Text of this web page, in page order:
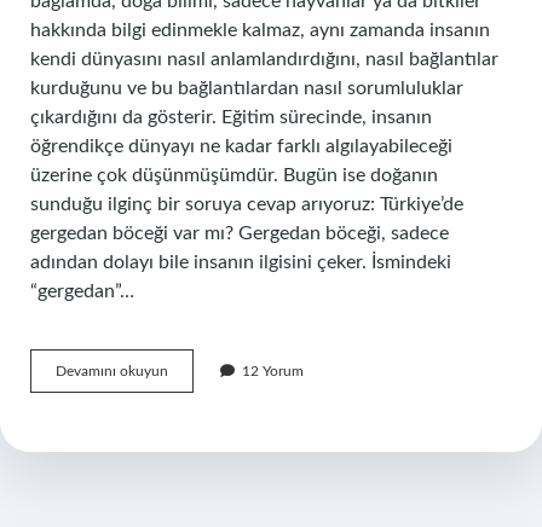
hakkında bilgi edinmekle kalmaz, aynı zamanda insanın
kendi dünyasını nasıl anlamlandırdığını, nasıl bağlantılar
kurduğunu ve bu bağlantılardan nasıl sorumluluklar
çıkardığını da gösterir. Eğitim sürecinde, insanın
öğrendikçe dünyayı ne kadar farklı algılayabileceği
üzerine çok düşünmüşümdür. Bugün ise doğanın
sunduğu ilginç bir soruya cevap arıyoruz: Türkiye’de
gergedan böceği var mı? Gergedan böceği, sadece
adından dolayı bile insanın ilgisini çeker. İsmindeki
“gergedan”…
Devamını okuyun Türkiyede
gergedan
mı
12 Yorum